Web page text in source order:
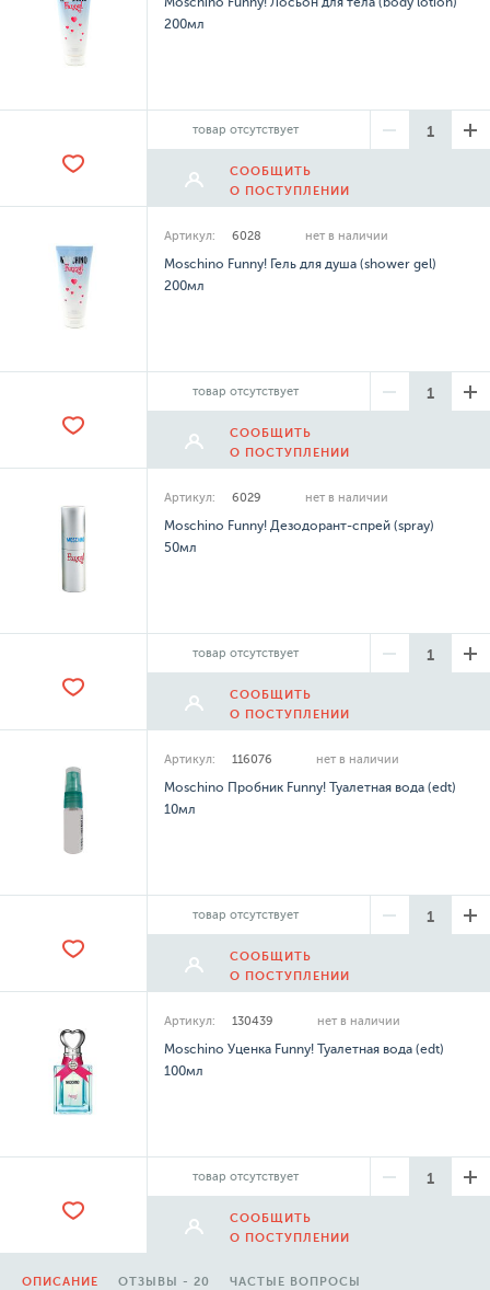
200мл
товар отсутствует
СООБЩИТЬ
О ПОСТУПЛЕНИИ
Артикул: 6028 нет в наличии
Moschino Funny! Гель для душа (shower gel)
200мл
товар отсутствует
СООБЩИТЬ
О ПОСТУПЛЕНИИ
Артикул: 6029 нет в наличии
Moschino Funny! Дезодорант-спрей (spray)
50мл
товар отсутствует
СООБЩИТЬ
О ПОСТУПЛЕНИИ
Артикул: 116076 нет в наличии
Moschino Пробник Funny! Туалетная вода (edt)
10мл
товар отсутствует
СООБЩИТЬ
О ПОСТУПЛЕНИИ
Артикул: 130439 нет в наличии
Moschino Уценка Funny! Туалетная вода (edt)
100мл
товар отсутствует
СООБЩИТЬ
О ПОСТУПЛЕНИИ
ОПИСАНИЕ ОТЗЫВЫ - 20 ЧАСТЫЕ ВОПРОСЫ